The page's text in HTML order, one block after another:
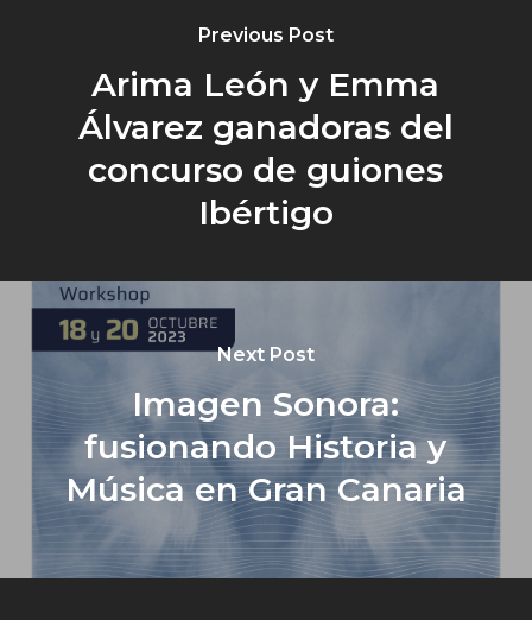
Previous Post
Arima León y Emma
Álvarez ganadoras del
concurso de guiones
Ibértigo
Next Post
Imagen Sonora:
fusionando Historia y
Música en Gran Canaria